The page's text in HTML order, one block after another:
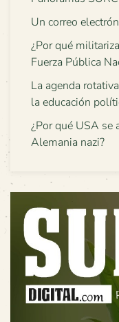
Un correo
¿Por qué
Fuerza Pública
La agenda
la educación
¿Por qué USA se
Alemania nazi?